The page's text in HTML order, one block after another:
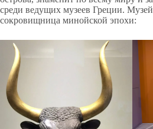
среди ведущих музеев Греции.
сокровищница минойской эпохи: